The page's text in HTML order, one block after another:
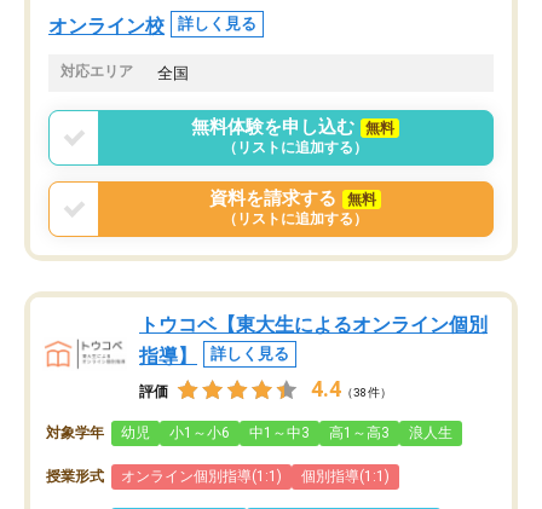
オンライン校 詳しく見る
対応エリア 全国
無料体験を申し込む
無料
（リストに追加する）
資料を請求する
無料
（リストに追加する）
トウコベ【東大生によるオンライン個別
指導】
詳しく見る
評価 4.4 （38件）
対象学年 幼児 小1～小6 中1～中3 高1～高3 浪人生
授業形式 オンライン個別指導(1:1) 個別指導(1:1)